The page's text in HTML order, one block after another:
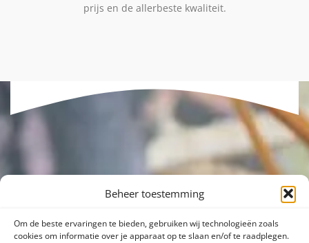
Beheer toestemming
Om de beste ervaringen te bieden, gebruiken wij technologieën zoals
cookies om informatie over je apparaat op te slaan en/of te raadplegen.
prijs en de allerbeste kwaliteit.